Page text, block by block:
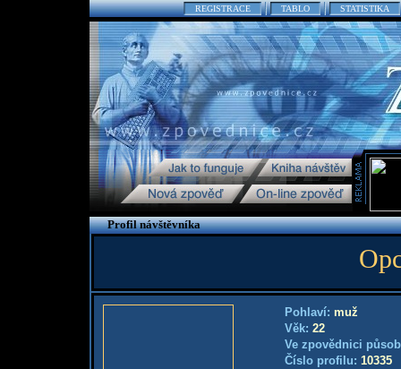
REGISTRACE TABLO STATISTIKA
Profil návštěvníka
Pohlaví: muž
Věk: 22
Ve zpovědnici
Číslo profilu: 10335